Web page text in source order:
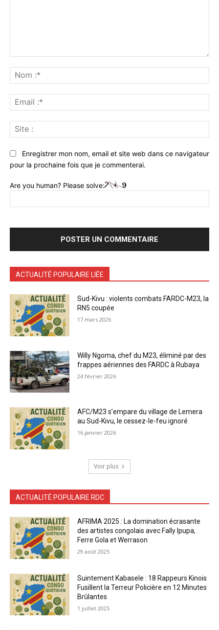
:*
:*
:
Enregistrer mon nom, email et site web dans ce navigateur
pour la prochaine fois que je commenterai.
Are you human? Please solve:
ACTUALITÉ POPULAIRE LIÉE
Sud-Kivu : violents combats FARDC-M23, la
RN5 coupée
17 mars 2026
Willy Ngoma, chef du M23, éliminé par des
frappes aériennes des FARDC à Rubaya
24 février 2026
AFC/M23 s’empare du village de Lemera
au Sud-Kivu, le cessez-le-feu ignoré
16 janvier 2026
Voir plus
ACTUALITÉ POPULAIRE RDC
AFRIMA 2025 : La domination écrasante
des artistes congolais avec Fally Ipupa,
Ferre Gola et Werrason
29 août 2025
Suintement Kabasele : 18 Rappeurs Kinois
Fusillent la Terreur Policière en 12 Minutes
Brûlantes
1 juillet 2025